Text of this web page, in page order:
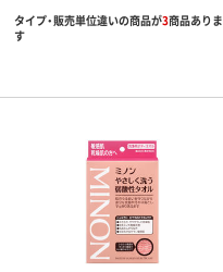
タイプ・販売単位違いの商品が3商品ありま
す